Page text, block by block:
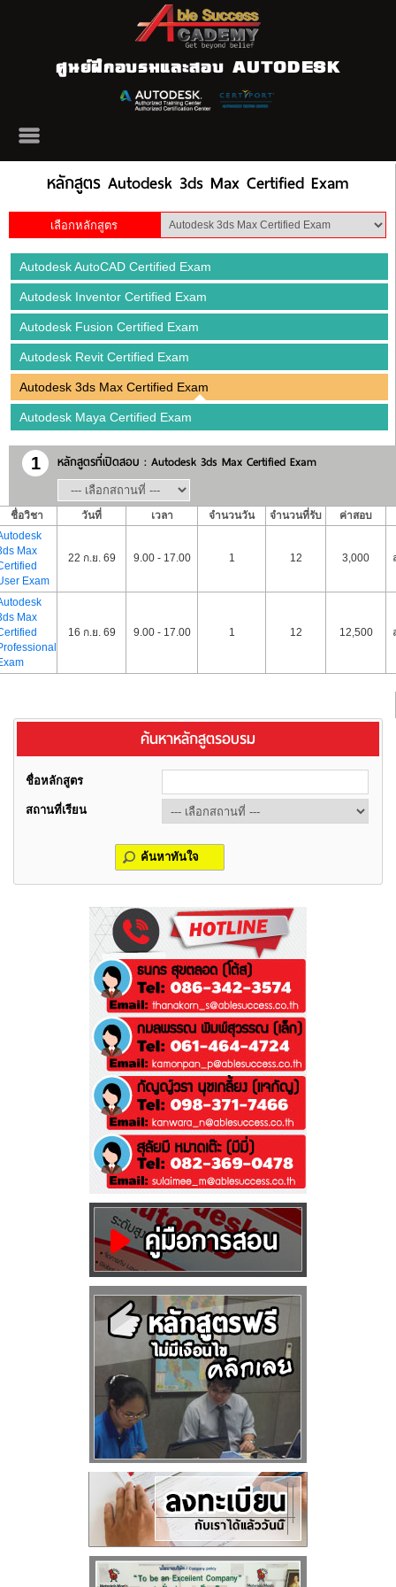
ศูนย์ฝึกอบรมและสอบ AUTODESK
หลักสูตร Autodesk 3ds Max Certified Exam
เลือกหลักสูตร
Autodesk AutoCAD Certified Exam
Autodesk Inventor Certified Exam
Autodesk Fusion Certified Exam
Autodesk Revit Certified Exam
Autodesk 3ds Max Certified Exam
Autodesk Maya Certified Exam
1 หลักสูตรที่เปิดสอบ : Autodesk 3ds Max Certified Exam
ชื่อวิชา วันที่ เวลา จำนวนวัน จำนวนที่รับ
ค่าสอบ
Max
Exam
22 ก.ย. 69 9.00 - 17.00 1 12 3,000
Max
16 ก.ย. 69 9.00 - 17.00 1 12 12,500
ค้นหาหลักสูตรอบรม
ชื่อหลักสูตร
สถานที่เรียน
ค้นหาทันใจ